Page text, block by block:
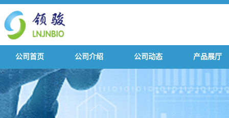
公司首页 公司介绍 公司动态 产品展厅